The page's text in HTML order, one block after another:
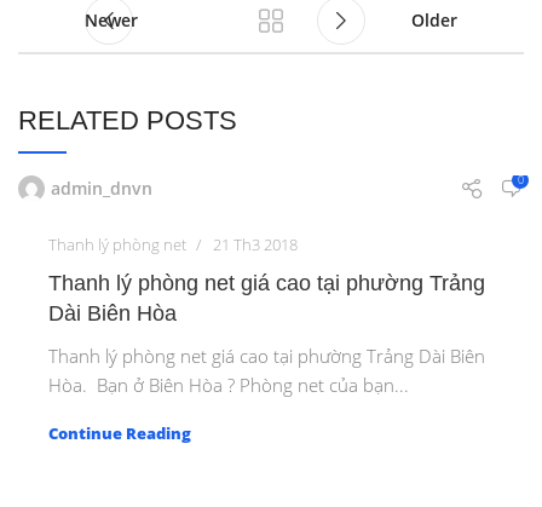
Newer Older
RELATED POSTS
admin_dnvn 0
Thanh lý phòng net 21 Th3 2018
Thanh lý phòng net giá cao tại phường Trảng
Dài Biên Hòa
Thanh lý phòng net giá cao tại phường Trảng Dài Biên
Hòa. Bạn ở Biên Hòa ? Phòng net của bạn...
Continue Reading